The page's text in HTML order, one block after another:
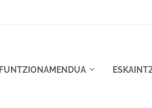
FUNTZIONAMENDUA